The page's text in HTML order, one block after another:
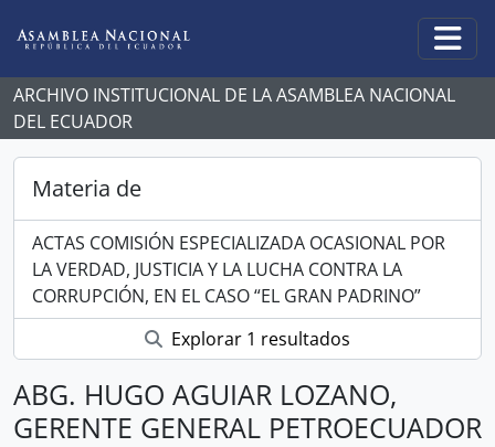
ARCHIVO INSTITUCIONAL DE LA ASAMBLEA NACIONAL
DEL ECUADOR
Materia de
ACTAS COMISIÓN ESPECIALIZADA OCASIONAL POR
LA VERDAD, JUSTICIA Y LA LUCHA CONTRA LA
CORRUPCIÓN, EN EL CASO “EL GRAN PADRINO”
Explorar 1 resultados
ABG. HUGO AGUIAR LOZANO,
GERENTE GENERAL PETROECUADOR